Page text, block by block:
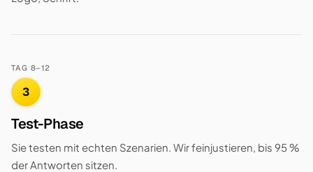
TAG 8–12
3
Test-Phase
Sie testen mit echten Szenarien. Wir feinjustieren, bis 95 %
der Antworten sitzen.